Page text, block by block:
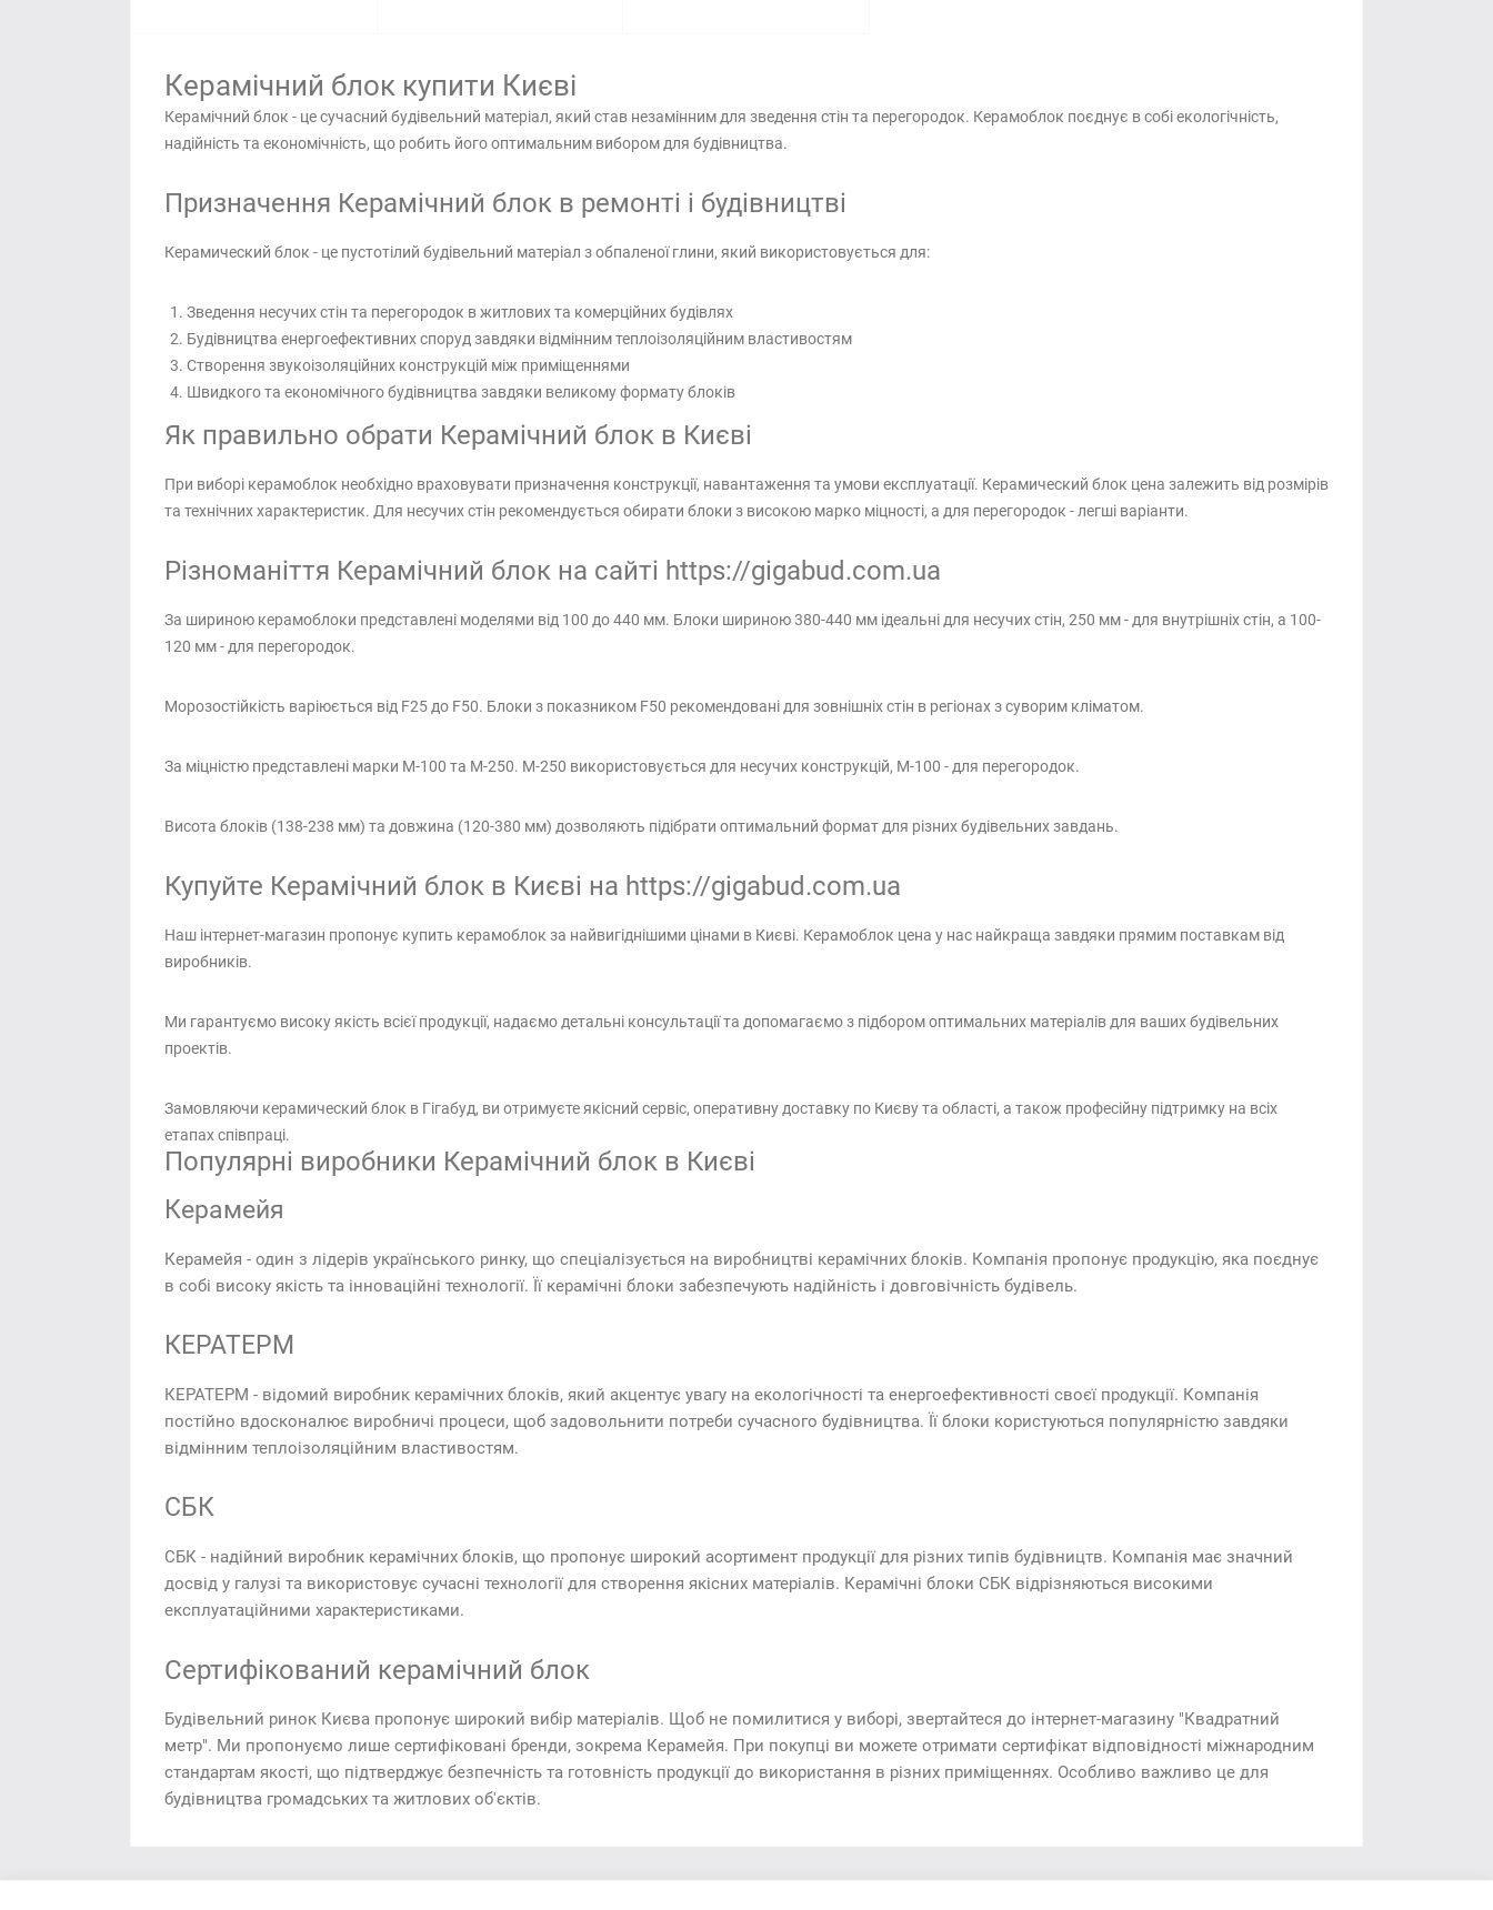
Керамічний блок купити Києві
Керамічний блок - це сучасний будівельний матеріал, який став незамінним для зведення стін та перегородок. Керамоблок поєднує в собі екологічність,
надійність та економічність, що робить його оптимальним вибором для будівництва.
Призначення Керамічний блок в ремонті і будівництві
Керамический блок - це пустотілий будівельний матеріал з обпаленої глини, який використовується для:
Зведення несучих стін та перегородок в житлових та комерційних будівлях
Будівництва енергоефективних споруд завдяки відмінним теплоізоляційним властивостям
Створення звукоізоляційних конструкцій між приміщеннями
Швидкого та економічного будівництва завдяки великому формату блоків
Як правильно обрати Керамічний блок в Києві
При виборі керамоблок необхідно враховувати призначення конструкції, навантаження та умови експлуатації. Керамический блок цена залежить від розмірів
та технічних характеристик. Для несучих стін рекомендується обирати блоки з високою марко міцності, а для перегородок - легші варіанти.
Різноманіття Керамічний блок на сайті https://gigabud.com.ua
За шириною керамоблоки представлені моделями від 100 до 440 мм. Блоки шириною 380-440 мм ідеальні для несучих стін, 250 мм - для внутрішніх стін, а 100-
120 мм - для перегородок.
Морозостійкість варіюється від F25 до F50. Блоки з показником F50 рекомендовані для зовнішніх стін в регіонах з суворим кліматом.
За міцністю представлені марки М-100 та М-250. М-250 використовується для несучих конструкцій, М-100 - для перегородок.
Висота блоків (138-238 мм) та довжина (120-380 мм) дозволяють підібрати оптимальний формат для різних будівельних завдань.
Купуйте Керамічний блок в Києві на https://gigabud.com.ua
Наш інтернет-магазин пропонує купить керамоблок за найвигіднішими цінами в Києві. Керамоблок цена у нас найкраща завдяки прямим поставкам від
виробників.
Ми гарантуємо високу якість всієї продукції, надаємо детальні консультації та допомагаємо з підбором оптимальних матеріалів для ваших будівельних
проектів.
Замовляючи керамический блок в Гігабуд, ви отримуєте якісний сервіс, оперативну доставку по Києву та області, а також професійну підтримку на всіх
етапах співпраці.
Популярні виробники Керамічний блок в Києві
Керамейя
Керамейя - один з лідерів українського ринку, що спеціалізується на виробництві керамічних блоків. Компанія пропонує продукцію, яка поєднує
в собі високу якість та інноваційні технології. Її керамічні блоки забезпечують надійність і довговічність будівель.
КЕРАТЕРМ
КЕРАТЕРМ - відомий виробник керамічних блоків, який акцентує увагу на екологічності та енергоефективності своєї продукції. Компанія
постійно вдосконалює виробничі процеси, щоб задовольнити потреби сучасного будівництва. Її блоки користуються популярністю завдяки
відмінним теплоізоляційним властивостям.
СБК
СБК - надійний виробник керамічних блоків, що пропонує широкий асортимент продукції для різних типів будівництв. Компанія має значний
досвід у галузі та використовує сучасні технології для створення якісних матеріалів. Керамічні блоки СБК відрізняються високими
експлуатаційними характеристиками.
Сертифікований керамічний блок
Будівельний ринок Києва пропонує широкий вибір матеріалів. Щоб не помилитися у виборі, звертайтеся до інтернет-магазину "Квадратний
метр". Ми пропонуємо лише сертифіковані бренди, зокрема Керамейя. При покупці ви можете отримати сертифікат відповідності міжнародним
стандартам якості, що підтверджує безпечність та готовність продукції до використання в різних приміщеннях. Особливо важливо це для
будівництва громадських та житлових об'єктів.